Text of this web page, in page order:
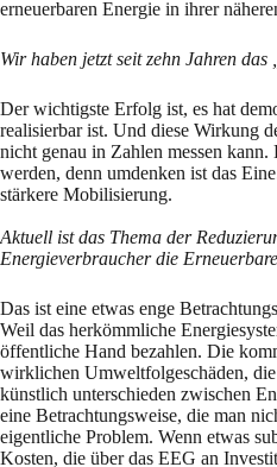
erneuerbaren Energie in ihrer
Wir haben jetzt seit zehn Jahren
Der wichtigste Erfolg ist, es hat
realisierbar ist. Und diese Wirkung
nicht genau in Zahlen messen
werden, denn umdenken ist das
stärkere Mobilisierung.
Aktuell ist das Thema der
Energieverbraucher die
Das ist eine etwas enge
Weil das herkömmliche
öffentliche Hand bezahlen. Die
wirklichen Umweltfolgeschäden,
künstlich unterschieden zwischen
eine Betrachtungsweise, die man
eigentliche Problem. Wenn etwas
Kosten, die über das EEG an